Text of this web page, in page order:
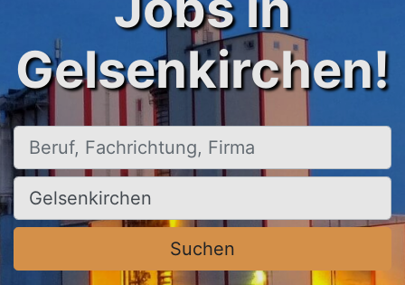
Gelsenkirchen!
Beruf, Fachrichtung, Firma
Ort, Stadt
Suchen